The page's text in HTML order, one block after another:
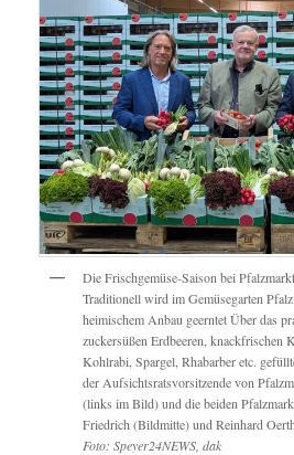
Die Frischgemüse-Saison bei
Traditionell wird im Gemüsegarten
heimischem Anbau geerntet Über das
zuckersüßen Erdbeeren, knackfrischen
Kohlrabi, Spargel, Rhabarber etc.
der Aufsichtsratsvorsitzende von
(links im Bild) und die beiden
Friedrich (Bildmitte) und Reinhard
Foto: Speyer24NEWS, dak